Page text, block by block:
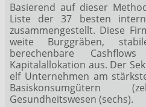
Basierend auf dieser
Liste der 37 besten
zusammengestellt. Diese
weite Burggräben,
berechenbare
Kapitalallokation aus. Der
elf Unternehmen am
Gesundheitswesen (sechs).